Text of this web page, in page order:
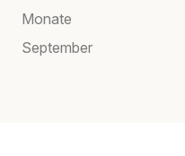
Monate
September